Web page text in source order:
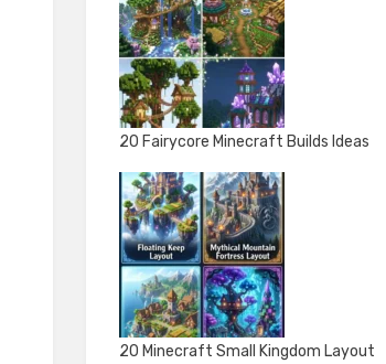
20 Fairycore Minecraft Builds Ideas
20 Minecraft Small Kingdom Layout